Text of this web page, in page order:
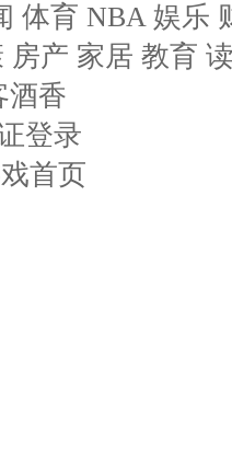
育 NBA 娱乐
房产 家居 教育
酒香
登录
首页